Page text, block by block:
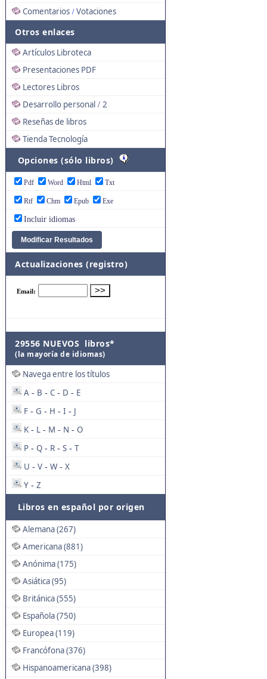
Comentarios / Votaciones
Otros enlaces
Artículos Libroteca
Presentaciones PDF
Lectores Libros
Desarrollo personal / 2
Reseñas de libros
Tienda Tecnología
Opciones (sólo libros)
Pdf Word Html Txt
Rtf Chm Epub Exe
Incluir idiomas
Actualizaciones (registro)
29556 NUEVOS libros*
(la mayoría de idiomas)
Navega entre los títulos
A - B - C - D - E
F - G - H - I - J
K - L - M - N - O
P - Q - R - S - T
U - V - W - X
Y - Z
Libros en español por origen
Alemana (267)
Americana (881)
Anónima (175)
Asiática (95)
Británica (555)
Española (750)
Europea (119)
Francófona (376)
Hispanoamericana (398)